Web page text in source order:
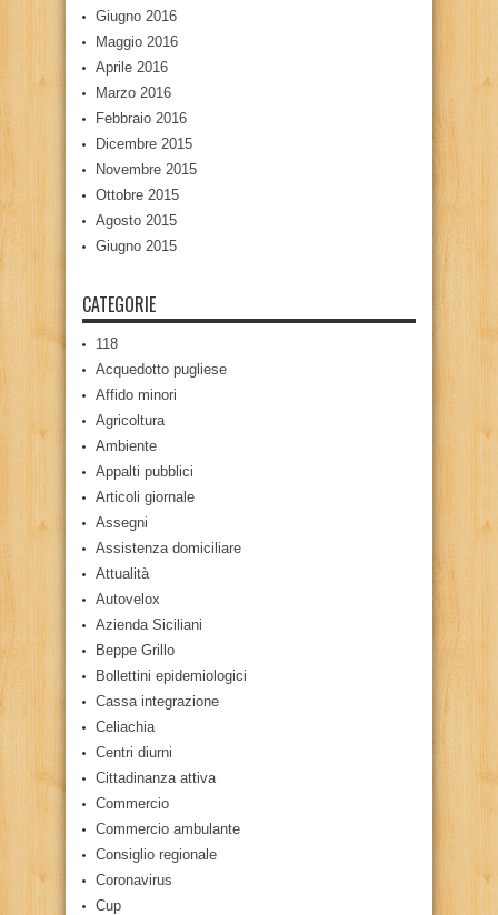
Giugno 2016
Maggio 2016
Aprile 2016
Marzo 2016
Febbraio 2016
Dicembre 2015
Novembre 2015
Ottobre 2015
Agosto 2015
Giugno 2015
CATEGORIE
118
Acquedotto pugliese
Affido minori
Agricoltura
Ambiente
Appalti pubblici
Articoli giornale
Assegni
Assistenza domiciliare
Attualità
Autovelox
Azienda Siciliani
Beppe Grillo
Bollettini epidemiologici
Cassa integrazione
Celiachia
Centri diurni
Cittadinanza attiva
Commercio
Commercio ambulante
Consiglio regionale
Coronavirus
Cup